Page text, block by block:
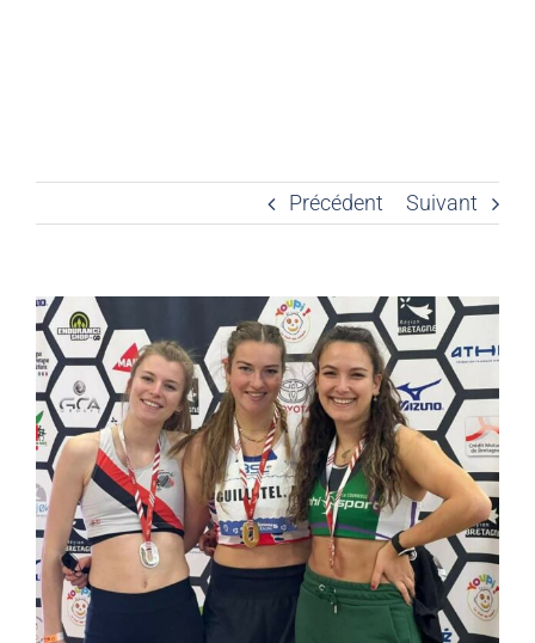
Précédent Suivant